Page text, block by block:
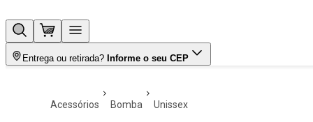
Entrega ou retirada? Informe o seu CEP
acessórios bomba unissex